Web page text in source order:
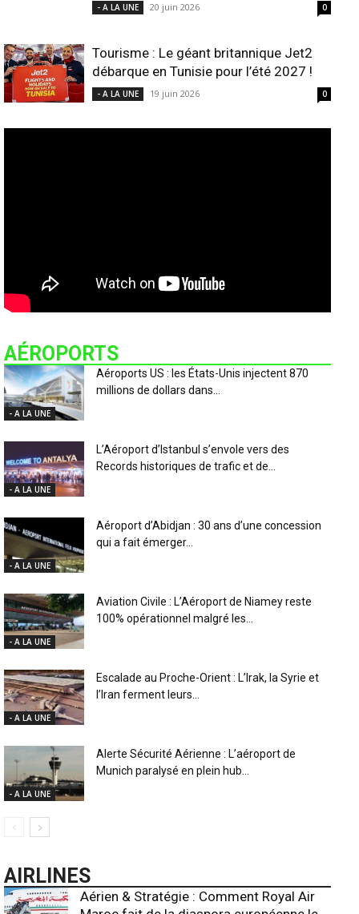
- A LA UNE 20 juin 2026 0
Tourisme : Le géant britannique Jet2
débarque en Tunisie pour l’été 2027 !
- A LA UNE 19 juin 2026 0
AÉROPORTS
- A LA UNE
Aéroports US : les États-Unis injectent 870
millions de dollars dans...
- A LA UNE
L’Aéroport d’Istanbul s’envole vers des
Records historiques de trafic et de...
- A LA UNE
Aéroport d’Abidjan : 30 ans d’une concession
qui a fait émerger...
- A LA UNE
Aviation Civile : L’Aéroport de Niamey reste
100% opérationnel malgré les...
- A LA UNE
Escalade au Proche-Orient : L’Irak, la Syrie et
l’Iran ferment leurs...
- A LA UNE
Alerte Sécurité Aérienne : L’aéroport de
Munich paralysé en plein hub...
AIRLINES
Aérien & Stratégie : Comment Royal Air